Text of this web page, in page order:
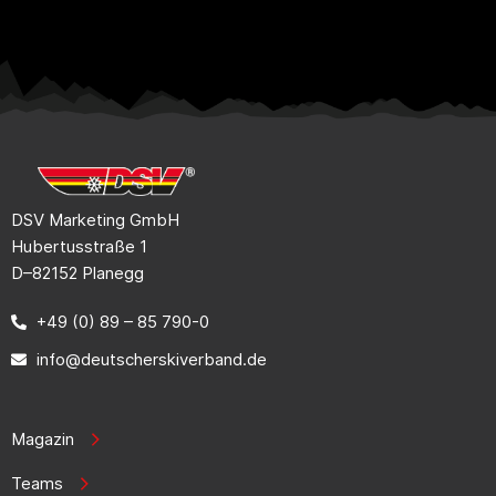
DSV Marketing GmbH
Hubertusstraße 1
D–82152 Planegg
+49 (0) 89 – 85 790-0
info@deutscherskiverband.de
Magazin
Teams